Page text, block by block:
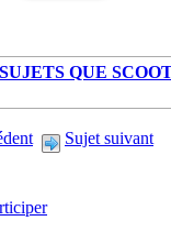
QUE
Sujet suivant